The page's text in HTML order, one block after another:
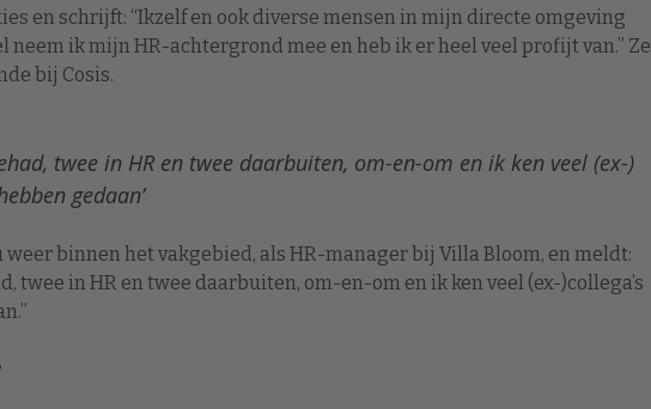
en schrijft: “Ikzelf en ook diverse mensen in mijn directe omgeving
neem ik mijn HR-achtergrond mee en heb ik er heel veel profijt van.” Ze
bij Cosis.
twee in HR en twee daarbuiten, om-en-om en ik ken veel (ex-)
gedaan’
weer binnen het vakgebied, als HR-manager bij Villa Bloom, en meldt:
twee in HR en twee daarbuiten, om-en-om en ik ken veel (ex-)collega’s